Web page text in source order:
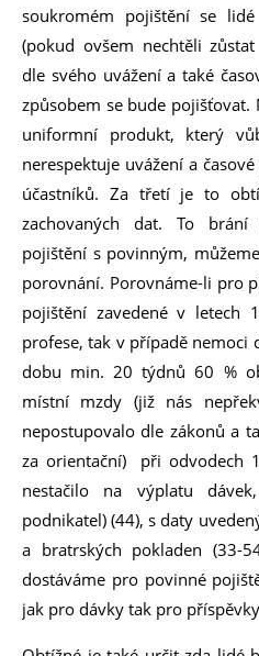
soukromém pojištění se
(pokud ovšem nechtěli
dle svého uvážení a také
způsobem se bude
uniformní produkt, který
nerespektuje uvážení a
účastníků. Za třetí je to
zachovaných dat. To
pojištění s povinným,
porovnání. Porovnáme-li pro
pojištění zavedené v letech
profese, tak v případě nemoci
dobu min. 20 týdnů 60 %
místní mzdy (již nás
nepostupovalo dle zákonů a
za orientační) při odvodech
nestačilo na výplatu
podnikatel) (44), s daty
a bratrských pokladen (33-
dostáváme pro povinné
jak pro dávky tak pro